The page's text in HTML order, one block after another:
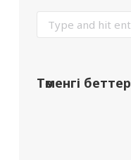
Төменгі беттер